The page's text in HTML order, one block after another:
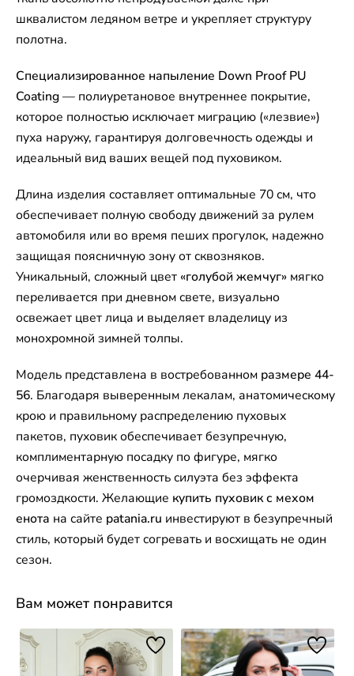
шквалистом ледяном ветре и укрепляет структуру
полотна.
Специализированное напыление Down Proof PU
Coating— полиуретановое внутреннее покрытие,
которое полностью исключает миграцию («лезвие»)
пуха наружу, гарантируя долговечность одежды и
идеальный вид ваших вещей под пуховиком.
Длина изделия составляет оптимальные 70 см, что
обеспечивает полную свободу движений за рулем
автомобиля или во время пеших прогулок, надежно
защищая поясничную зону от сквозняков.
Уникальный, сложный цвет «голубой жемчуг» мягко
переливается при дневном свете, визуально
освежает цвет лица и выделяет владелицу из
монохромной зимней толпы.
Модель представлена в востребованном размере 44-
56. Благодаря выверенным лекалам, анатомическому
крою и правильному распределению пуховых
пакетов, пуховик обеспечивает безупречную,
комплиментарную посадку по фигуре, мягко
очерчивая женственность силуэта без эффекта
громоздкости. Желающие купить пуховик с мехом
енота на сайте patania.ru инвестируют в безупречный
стиль, который будет согревать и восхищать не один
сезон.
Вам может понравится